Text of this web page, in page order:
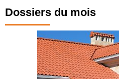
Dossiers du mois